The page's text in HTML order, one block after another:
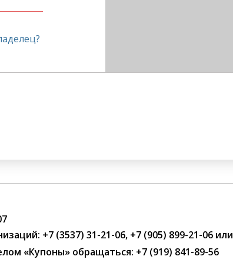
: +7 (3537) 31-21-06, +7 (905) 899-21-06 или
«Купоны» обращаться: +7 (919) 841-89-56